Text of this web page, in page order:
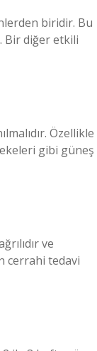
biridir. Bu
Bir diğer etkili
Özellikle
gibi güneş
ve
cerrahi tedavi